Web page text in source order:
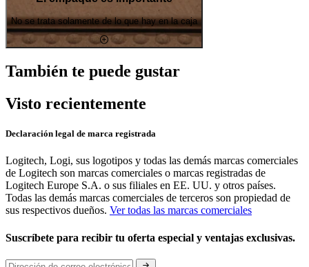
No se trata solamente de lo que hay en la caja
También te puede gustar
Visto recientemente
Declaración legal de marca registrada
Logitech, Logi, sus logotipos y todas las demás marcas comerciales
de Logitech son marcas comerciales o marcas registradas de
Logitech Europe S.A. o sus filiales en EE. UU. y otros países.
Todas las demás marcas comerciales de terceros son propiedad de
sus respectivos dueños. Ver todas las marcas comerciales
Suscríbete para recibir tu oferta especial y ventajas exclusivas.